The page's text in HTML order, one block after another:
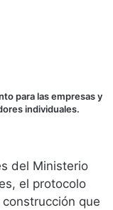
para las empresas y
individuales.
del Ministerio
el protocolo
que